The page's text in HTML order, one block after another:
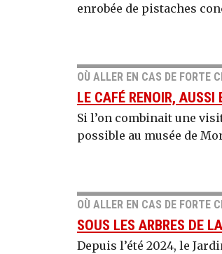
enrobée de pistaches
OÙ ALLER EN CAS DE FORTE
LE CAFÉ RENOIR, AUSSI
Si l’on combinait une
possible au musée de
OÙ ALLER EN CAS DE FORTE
SOUS LES ARBRES DE
Depuis l’été 2024, le